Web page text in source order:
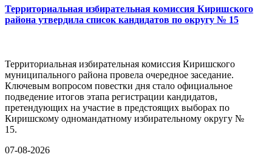
Территориальная избирательная комиссия Киришского
района утвердила список кандидатов по округу № 15
Территориальная избирательная комиссия Киришского
муниципального района провела очередное заседание.
Ключевым вопросом повестки дня стало официальное
подведение итогов этапа регистрации кандидатов,
претендующих на участие в предстоящих выборах по
Киришскому одномандатному избирательному округу №
15.
07-08-2026